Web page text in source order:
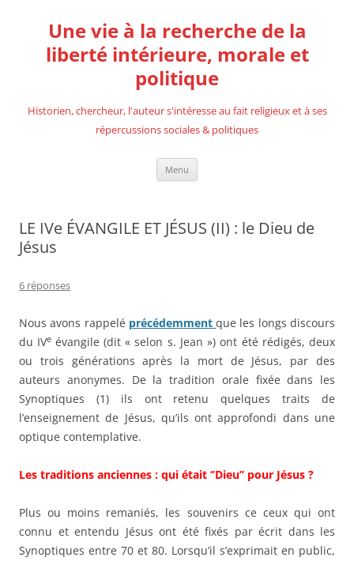
contenuUne vie à la recherche de la
liberté intérieure, morale et
politique
Historien, chercheur, l'auteur s'intéresse au fait religieux et à ses
répercussions sociales & politiques
Menu
LE IVe ÉVANGILE ET JÉSUS (II) : le Dieu de
Jésus
6 réponses
Nous avons rappelé précédemment que les longs discours
du IVe évangile (dit « selon s. Jean ») ont été rédigés, deux
ou trois générations après la mort de Jésus, par des
auteurs anonymes. De la tradition orale fixée dans les
Synoptiques (1) ils ont retenu quelques traits de
l’enseignement de Jésus, qu’ils ont approfondi dans une
optique contemplative.
Les traditions anciennes : qui était ‘’Dieu’’ pour Jésus ?
Plus ou moins remaniés, les souvenirs ce ceux qui ont
connu et entendu Jésus ont été fixés par écrit dans les
Synoptiques entre 70 et 80. Lorsqu’il s’exprimait en public,